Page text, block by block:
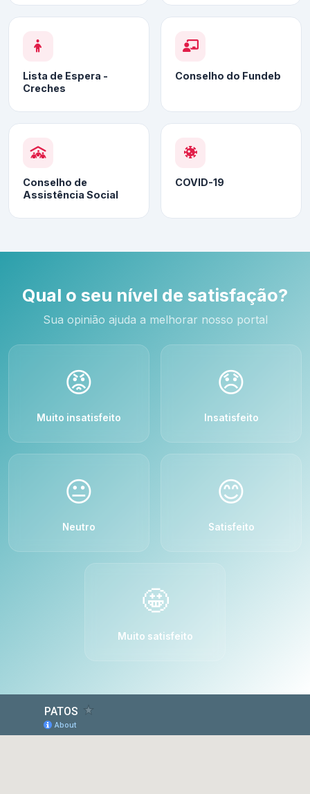
Lista de Espera -
Creches
Conselho do Fundeb
Conselho de
Assistência Social
COVID-19
Qual o seu nível de satisfação?
Sua opinião ajuda a melhorar nosso portal
😡
Muito insatisfeito
😞
Insatisfeito
😐
Neutro
😊
Satisfeito
🤩
Muito satisfeito